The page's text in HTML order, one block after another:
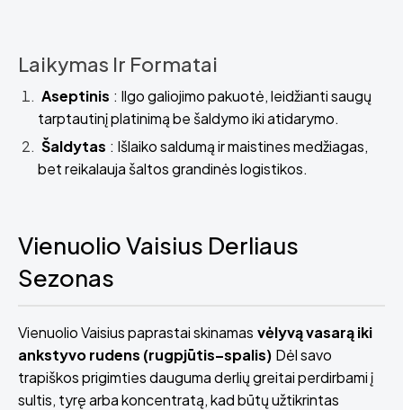
Laikymas Ir Formatai
Aseptinis : Ilgo galiojimo pakuotė, leidžianti saugų
tarptautinį platinimą be šaldymo iki atidarymo.
Šaldytas : Išlaiko saldumą ir maistines medžiagas,
bet reikalauja šaltos grandinės logistikos.
Vienuolio Vaisius Derliaus
Sezonas
Vienuolio Vaisius paprastai skinamas vėlyvą vasarą iki
ankstyvo rudens (rugpjūtis–spalis) Dėl savo
trapiškos prigimties dauguma derlių greitai perdirbami į
sultis, tyrę arba koncentratą, kad būtų užtikrintas